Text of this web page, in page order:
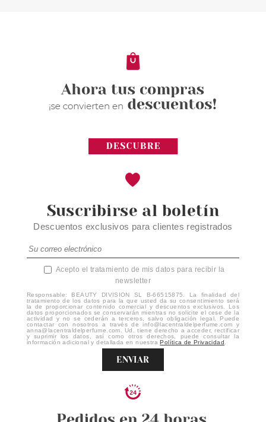
Suscribirse al boletín
Descuentos exclusivos para clientes registrados
Acepto el tratamiento de mis datos para recibir la
newsletter
Responsable: BEAUTY DIVISION SL B-66515875. La finalidad del
tratamiento de los datos para la que usted da su consentimiento será
la de proporcionar contenido comercial y descuentos exclusivos. Los
datos proporcionados se conservarán mientras no solicite el cese de la
actividad y no se cederán a terceros, salvo obligación legal. Puede
contactar con nosotros a través de info@lacentraldelperfume.com y
anna@lacentraldelperfume.com. Ud. tiene derecho a acceder, rectificar
y suprimir los datos, así como otros derechos, puede consultar la
información adicional y detallada en nuestraPolítica de Privacidad
ENVIAR